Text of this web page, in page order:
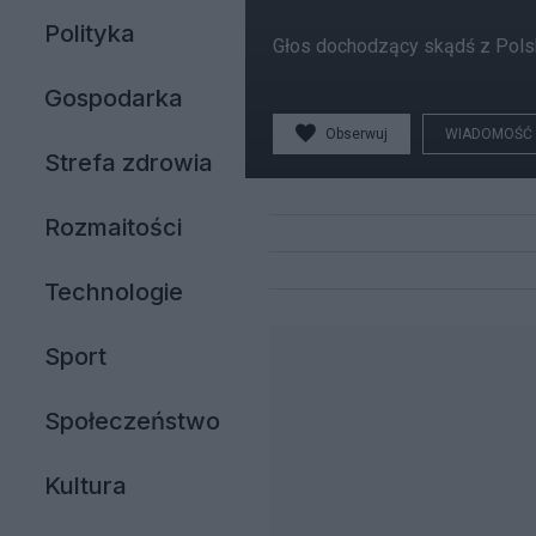
Polityka
Gospodarka
Strefa zdrowia
Rozmaitości
Technologie
Sport
Społeczeństwo
Kultura
Głos dochodzący skądś z
Obserwuj WIADOMOŚĆ